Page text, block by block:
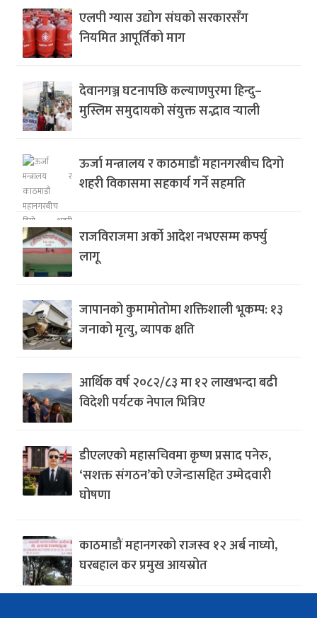
एलपी ग्यास उद्योग संघको सरकारसँग
नियमित आपूर्तिको माग
देवानगञ्ज घटनापछि कल्याणपुरमा हिन्दु–
मुस्लिम समुदायको संयुक्त सद्भाव र्‍याली
ऊर्जा मन्त्रालय र काठमाडौं महानगरबीच दिगो
शहरी विकासमा सहकार्य गर्ने सहमति
राजविराजमा अर्को आदेश नभएसम्म कर्फ्यु
लागू
जापानको कुमामोतोमा शक्तिशाली भूकम्प: १३
जनाको मृत्यु, व्यापक क्षति
आर्थिक वर्ष २०८२/८३ मा १२ लाखभन्दा बढी
विदेशी पर्यटक नेपाल भित्रिए
डीएलएको महासचिवमा कृष्ण प्रसाद पनेरु,
‘सशक्त संगठन’को एजेन्डासहित उम्मेदवारी
घोषणा
काठमाडौं महानगरको राजस्व १२ अर्ब नाघ्यो,
घरबहाल कर प्रमुख आयस्रोत